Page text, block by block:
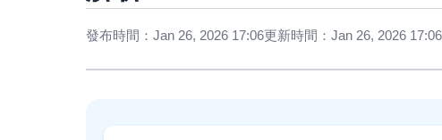
發布時間：Jan 26, 2026 17:06更新時間：Jan 26, 2026 17:06